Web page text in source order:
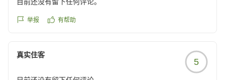
举报 有帮助
真实住客
5